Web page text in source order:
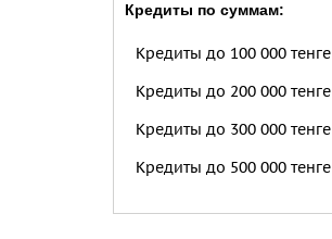
Кредиты по суммам:
Кредиты до 100 000 тенге
Кредиты до 200 000 тенге
Кредиты до 300 000 тенге
Кредиты до 500 000 тенге